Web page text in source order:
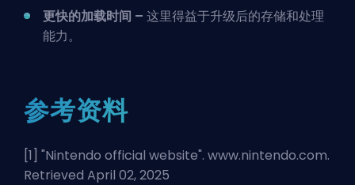
更快的加载时间 – 这里得益于升级后的存储和处理
能力。
参考资料
[1] "Nintendo official website". www.nintendo.com.
Retrieved April 02, 2025